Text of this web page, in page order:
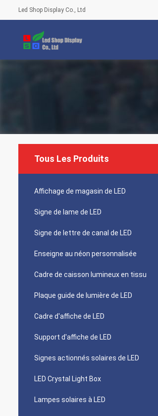
Led Shop Display Co., Ltd
Tous Les Produits
Affichage de magasin de LED
Signe de lame de LED
Signe de lettre de canal de LED
Enseigne au néon personnalisée
Cadre de caisson lumineux en tissu
Plaque guide de lumière de LED
Cadre d'affiche de LED
Support d'affiche de LED
Signes actionnés solaires de LED
LED Crystal Light Box
Lampes solaires à LED